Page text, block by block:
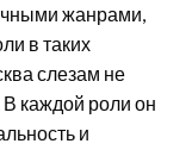
жанрами,
в таких
слезам не
В каждой роли он
и